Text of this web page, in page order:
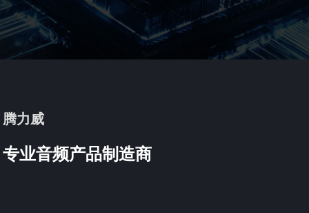
腾力威
专业音频产品制造商